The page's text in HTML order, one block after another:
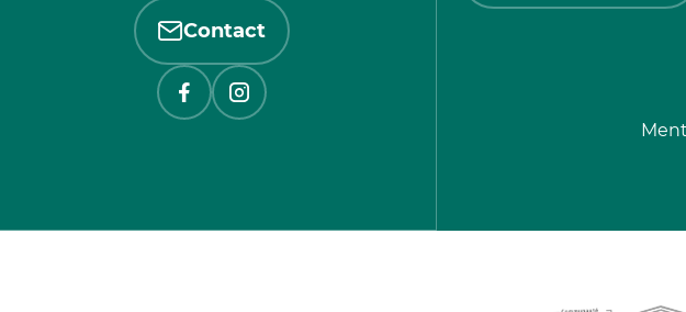
Contact